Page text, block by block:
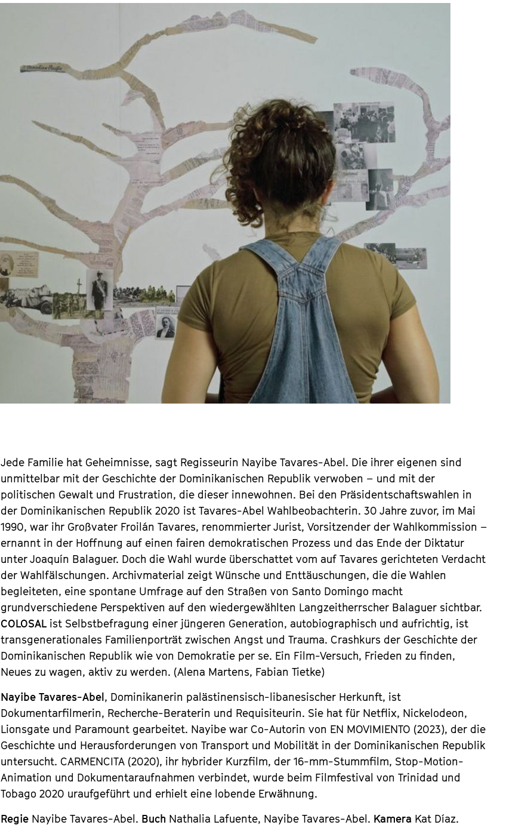
Jede Familie hat Geheimnisse, sagt Regisseurin Nayibe Tavares-Abel. Die ihrer eigenen sind
unmittelbar mit der Geschichte der Dominikanischen Republik verwoben – und mit der
politischen Gewalt und Frustration, die dieser innewohnen. Bei den Präsidentschaftswahlen in
der Dominikanischen Republik 2020 ist Tavares-Abel Wahlbeobachterin. 30 Jahre zuvor, im Mai
1990, war ihr Großvater Froilán Tavares, renommierter Jurist, Vorsitzender der Wahlkommission –
ernannt in der Hoffnung auf einen fairen demokratischen Prozess und das Ende der Diktatur
unter Joaquín Balaguer. Doch die Wahl wurde überschattet vom auf Tavares gerichteten Verdacht
der Wahlfälschungen. Archivmaterial zeigt Wünsche und Enttäuschungen, die die Wahlen
begleiteten, eine spontane Umfrage auf den Straßen von Santo Domingo macht
grundverschiedene Perspektiven auf den wiedergewählten Langzeitherrscher Balaguer sichtbar.
COLOSAL ist Selbstbefragung einer jüngeren Generation, autobiographisch und aufrichtig, ist
transgenerationales Familienporträt zwischen Angst und Trauma. Crashkurs der Geschichte der
Dominikanischen Republik wie von Demokratie per se. Ein Film-Versuch, Frieden zu finden,
Neues zu wagen, aktiv zu werden. (Alena Martens, Fabian Tietke)
Nayibe Tavares-Abel , Dominikanerin palästinensisch-libanesischer Herkunft, ist
Dokumentarfilmerin, Recherche-Beraterin und Requisiteurin. Sie hat für Netflix, Nickelodeon,
Lionsgate und Paramount gearbeitet. Nayibe war Co-Autorin von EN MOVIMIENTO (2023), der die
Geschichte und Herausforderungen von Transport und Mobilität in der Dominikanischen Republik
untersucht. CARMENCITA (2020), ihr hybrider Kurzfilm, der 16-mm-Stummfilm, Stop-Motion-
Animation und Dokumentaraufnahmen verbindet, wurde beim Filmfestival von Trinidad und
Tobago 2020 uraufgeführt und erhielt eine lobende Erwähnung.
Regie Nayibe Tavares-Abel. Buch Nathalia Lafuente, Nayibe Tavares-Abel. Kamera Kat Díaz.